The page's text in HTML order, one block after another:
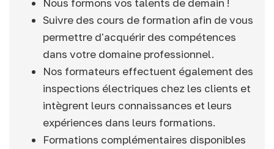
Suivre des cours de formation afin de vous
permettre d'acquérir des compétences
dans votre domaine professionnel.
Nos formateurs effectuent également des
inspections électriques chez les clients et
intègrent leurs connaissances et leurs
expériences dans leurs formations.
Formations complémentaires disponibles